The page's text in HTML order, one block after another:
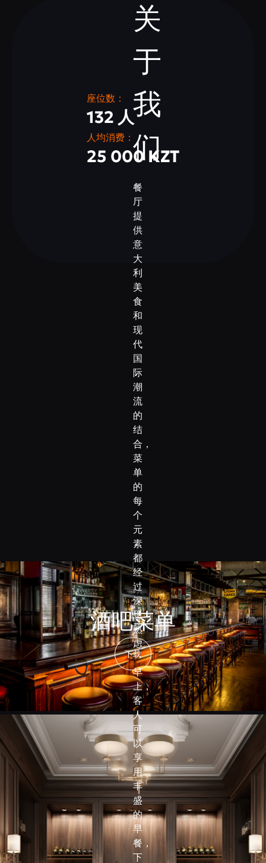
关
于
我
们
餐
厅
提
供
意
大
利
美
食
和
现
代
国
际
潮
流
的
结
合，
菜
单
的
每
个
元
素
都
经
过
深
思
熟
虑。
早
上，
客
人
可
以
享
用
丰
盛
的
早
餐，
下
座位数：
132 人
人均消费：
25 000 KZT
酒吧菜单
下载